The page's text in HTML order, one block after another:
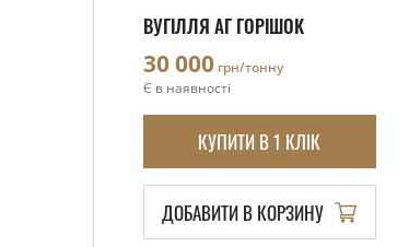
ВУГІЛЛЯ АГ ГОРІШОК
30 000 грн/тонну
Є в наявності
КУПИТИ В 1 КЛІК
ДОБАВИТИ В КОРЗИНУ